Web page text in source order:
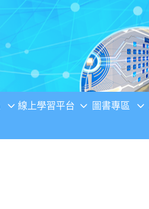
線上學習平台 圖書專區